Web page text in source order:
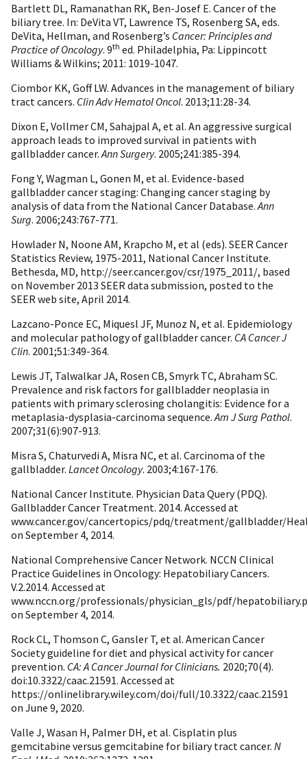
Bartlett DL, Ramanathan RK, Ben-Josef E. Cancer of the
biliary tree. In: DeVita VT, Lawrence TS, Rosenberg SA, eds.
DeVita, Hellman, and Rosenberg’s Cancer: Principles and
Practice of Oncology. 9th ed. Philadelphia, Pa: Lippincott
Williams & Wilkins; 2011: 1019-1047.
Ciombor KK, Goff LW. Advances in the management of biliary
tract cancers. Clin Adv Hematol Oncol. 2013;11:28-34.
Dixon E, Vollmer CM, Sahajpal A, et al. An aggressive surgical
approach leads to improved survival in patients with
gallbladder cancer.Ann Surgery. 2005;241:385-394.
Fong Y, Wagman L, Gonen M, et al. Evidence-based
gallbladder cancer staging: Changing cancer staging by
analysis of data from the National Cancer Database.Ann
Surg. 2006;243:767-771.
Howlader N, Noone AM, Krapcho M, et al (eds). SEER Cancer
Statistics Review, 1975-2011, National Cancer Institute.
Bethesda, MD, http://seer.cancer.gov/csr/1975_2011/, based
on November 2013 SEER data submission, posted to the
SEER web site, April 2014.
Lazcano-Ponce EC, Miquesl JF, Munoz N, et al. Epidemiology
and molecular pathology of gallbladder cancer. CA Cancer J
Clin. 2001;51:349-364.
Lewis JT, Talwalkar JA, Rosen CB, Smyrk TC, Abraham SC.
Prevalence and risk factors for gallbladder neoplasia in
patients with primary sclerosing cholangitis: Evidence for a
metaplasia-dysplasia-carcinoma sequence.Am J Surg Pathol.
2007;31(6):907-913.
Misra S, Chaturvedi A, Misra NC, et al. Carcinoma of the
gallbladder. Lancet Oncology. 2003;4:167-176.
National Cancer Institute. Physician Data Query (PDQ).
Gallbladder Cancer Treatment. 2014. Accessed at
www.cancer.gov/cancertopics/pdq/treatment/gallbladder/
on September 4, 2014.
National Comprehensive Cancer Network. NCCN Clinical
Practice Guidelines in Oncology: Hepatobiliary Cancers.
V.2.2014. Accessed at
www.nccn.org/professionals/physician_gls/pdf/
on September 4, 2014.
Rock CL, Thomson C, Gansler T, et al. American Cancer
Society guideline for diet and physical activity for cancer
prevention. CA: A Cancer Journal for Clinicians. 2020;70(4).
doi:10.3322/caac.21591. Accessed at
https://onlinelibrary.wiley.com/doi/full/10.3322/caac.21591
on June 9, 2020.
Valle J, Wasan H, Palmer DH, et al. Cisplatin plus
gemcitabine versus gemcitabine for biliary tract cancer. N